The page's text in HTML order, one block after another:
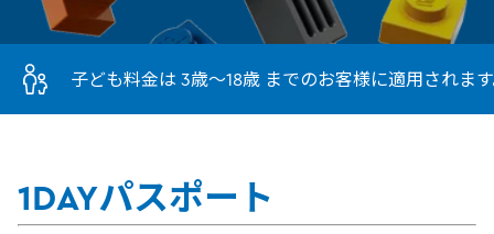
子ども料金は 3歳～18歳 までのお客様に適用されま
1DAYパスポート